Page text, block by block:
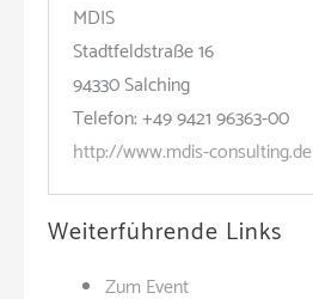
MDIS
Stadtfeldstraße 16
94330 Salching
Telefon: +49 9421 96363-00
http://www.mdis-consulting.de
Weiterführende Links
Zum Event